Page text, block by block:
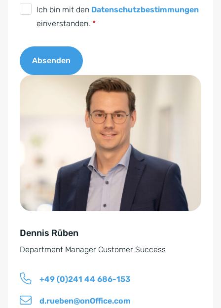
V
O
-
ä
d
n
s
Ich bin mit den Datenschutzbestimmungen
einverstanden. *
Absenden
A
v
:Dennis Rüben
Department Manager Customer Success
+49 (0)241 44 686-153
d.rueben@onOffice.com